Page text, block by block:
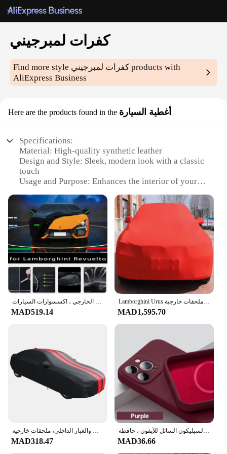
كفرات لمبرجيني
Find more style كفرات لمبرجيني products with
AliExpress Business
Here are the products found in the أغطية السيارة
Specifications:
Material: High-quality synthetic leather
Design and Style: Sleek, modern look with a classic
touch
Usage and Purpose: Enhances the interior of your
Typical Adaptive Scenario: Perfect for car
enthusiasts and drivers who value aesthetics and
functionality
Shape or Size or Weight or Quantity: Available in
sets for a complete car makeover
Performance and Property: Durable and easy to
clean, ensuring longevity and hygiene
Features:
|كفرات لمبرجيني|Wholesale|
**Elegant Craftsmanship and Durability**
Crafted from premium synthetic leather, these car
stylish but also designed to withstand the rigors of
daily use. The covers are resistant to wear and tear,
making them an ideal choice for those who value
durability and longevity. Their sleek, modern design
with a classic touch is sure to complement any
vehicle's interior, adding a touch of elegance and
sophistication to your driving experience.
**Tailored Fit and Ease of Installation**
Each set of Kfarat Lambarjini car seat covers is
tailored to fit a wide range of vehicle models,
في الهواء الطلق يغطي سيارة كاملة لامبورغيني عكس ، غطاء الثلوج ، مقاوم للماء ، الغبار ، ظلة ، الخارجي ، اكسسوارات السيارات
MAD519.14
Lamborghini Urus أغطية سيارة ، قماش مطاطي ، ملابس سيارة خاصة ، غطاء سيارة ، حماية من أشعة الشمس من الغبار الداخلي ، ملحقات خارجية
MAD1,595.70
أغطية سيارات عالمية لبورشه، قماش مطاطي، ملابس خاصة للسيارة، غطاء تلقائي، حماية من أشعة الشمس والغبار الداخلي، ملحقات خارجية
MAD318.47
حافظة مغناطيسية من السيليكون السائل للآيفون ، حافظة Magsafe ، غطاء شحن لاسلكي ، ملحقات فاخرة ، 11 ، 13 ، 12 ، 14 ، 15 Pro Max Plus
MAD36.66